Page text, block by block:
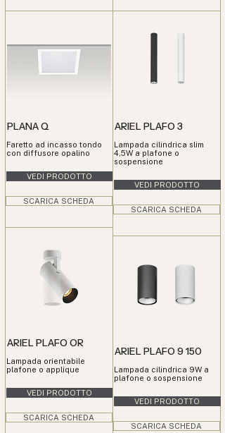
PLANA Q
Faretto ad incasso tondo
con diffusore opalino
VEDI PRODOTTO
SCARICA SCHEDA
ARIEL PLAFO OR
Lampada orientabile
plafone o applique
VEDI PRODOTTO
SCARICA SCHEDA
ARIEL PLAFO 3
Lampada cilindrica slim
4,5W a plafone o
sospensione
VEDI PRODOTTO
SCARICA SCHEDA
ARIEL PLAFO 9 150
Lampada cilindrica 9W a
plafone o sospensione
VEDI PRODOTTO
SCARICA SCHEDA